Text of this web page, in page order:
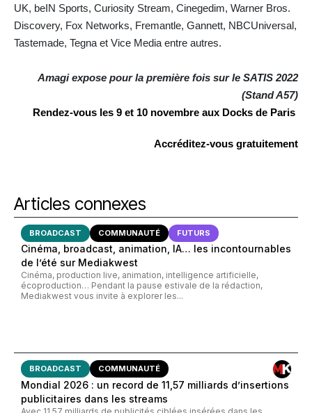
UK, beIN Sports, Curiosity Stream, Cinegedim, Warner Bros.
Discovery, Fox Networks, Fremantle, Gannett, NBCUniversal,
Tastemade, Tegna et Vice Media entre autres.
Amagi expose pour la première fois sur le SATIS 2022
(Stand A57)
Rendez-vous les 9 et 10 novembre aux Docks de Paris
Accréditez-vous gratuitement
Articles connexes
BROADCAST COMMUNAUTÉ FUTURS
Cinéma, broadcast, animation, IA… les incontournables
de l’été sur Mediakwest
Cinéma, production live, animation, intelligence artificielle,
écoproduction… Pendant la pause estivale de la rédaction,
Mediakwest vous invite à explorer les...
BROADCAST COMMUNAUTÉ
Mondial 2026 : un record de 11,57 milliards d’insertions
publicitaires dans les streams